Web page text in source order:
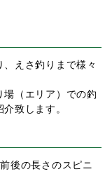
、えさ釣りまで様々
場（エリア）での釣
致します。
後の長さのスピニ